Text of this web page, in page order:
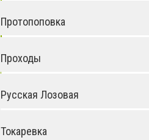
Протопоповка
Проходы
Русская Лозовая
Токаревка